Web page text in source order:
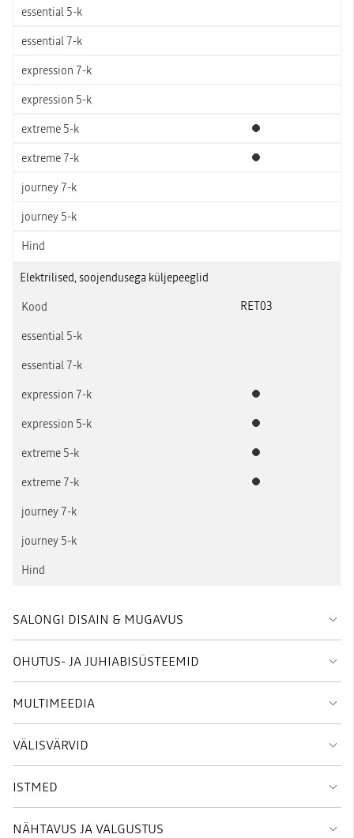
Standardvarustus
Standardvarustus
Elektrilised, soojendusega küljepeeglid
RET03
Standardvarustus
Standardvarustus
Standardvarustus
Standardvarustus
SALONGI DISAIN & MUGAVUS
OHUTUS- JA JUHIABISÜSTEEMID
MULTIMEEDIA
VÄLISVÄRVID
ISTMED
NÄHTAVUS JA VALGUSTUS